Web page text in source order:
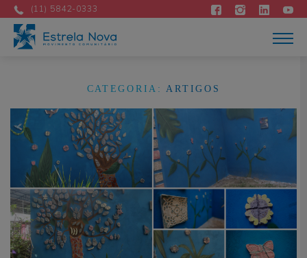
(11) 5842-0333
Acontece
CATEGORIA:ARTIGOS